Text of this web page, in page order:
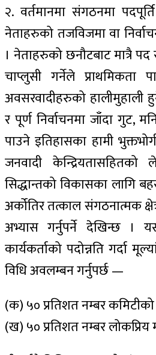
२. वर्तमानमा संगठनमा
नेताहरुको तजविजमा वा
। नेताहरुको छनौटबाट मात्रै पद
चाप्लुसी गर्नेले प्राथमिकता
अवसरवादीहरुको हालीमुहाली
र पूर्ण निर्वाचनमा जाँदा गुट,
पाउने इतिहासका हामी
जनवादी केन्द्रियतासहितको
सिद्धान्तको विकासका लागि
अर्कोतिर तत्काल संगठनात्मक
अभ्यास गर्नुपर्ने देखिन्छ ।
कार्यकर्ताको पदोन्नति गर्दा
विधि अवलम्बन गर्नुपर्छ —
(क) ५० प्रतिशत नम्बर
(ख) ५० प्रतिशत नम्बर